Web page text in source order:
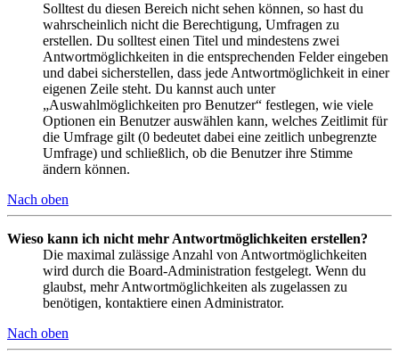
Solltest du diesen Bereich nicht sehen können, so hast du
wahrscheinlich nicht die Berechtigung, Umfragen zu
erstellen. Du solltest einen Titel und mindestens zwei
Antwortmöglichkeiten in die entsprechenden Felder eingeben
und dabei sicherstellen, dass jede Antwortmöglichkeit in einer
eigenen Zeile steht. Du kannst auch unter
„Auswahlmöglichkeiten pro Benutzer“ festlegen, wie viele
Optionen ein Benutzer auswählen kann, welches Zeitlimit für
die Umfrage gilt (0 bedeutet dabei eine zeitlich unbegrenzte
Umfrage) und schließlich, ob die Benutzer ihre Stimme
ändern können.
Nach oben
Wieso kann ich nicht mehr Antwortmöglichkeiten erstellen?
Die maximal zulässige Anzahl von Antwortmöglichkeiten
wird durch die Board-Administration festgelegt. Wenn du
glaubst, mehr Antwortmöglichkeiten als zugelassen zu
benötigen, kontaktiere einen Administrator.
Nach oben